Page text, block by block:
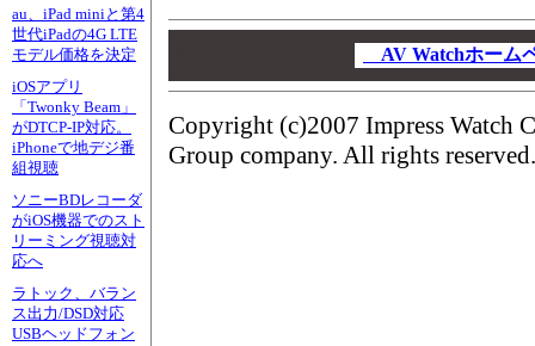
au、iPad miniと第4
世代iPadの4G LTE
モデル価格を決定
iOSアプリ
「Twonky Beam」
がDTCP-IP対応。
iPhoneで地デジ番
組視聴
ソニーBDレコーダ
がiOS機器でのスト
リーミング視聴対
応へ
ラトック、バラン
ス出力/DSD対応
USBヘッドフォン
AV Watchホー
Copyright (c)2007 Impress Watch
Group company. All rights reserved.